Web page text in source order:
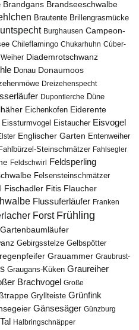
Brandgans Brandseeschwalbe
Brautente Brillengrasmücke
Burghausen Campeon-
Chileflamingo Chukarhuhn Cúber-
Diademrotschwanz
Donau Donaumoos
Dreizehenspecht
Dupontlerche Düne
Eichenkofen Eiderente
Eissturmvogel Eistaucher Eisvogel
Englischer Garten Entenweiher
Fahlbürzel-Steinschmätzer Fahlsegler
Feldschwirl Feldsperling
Felsensteinschmätzer
Fischadler Fitis Flaucher
Flussuferläufer Franken
Forst Frühling
Gartenbaumläufer
Gebirgsstelze Gelbspötter
Grauammer Graubrust-
Graugans-Küken Graureiher
Brachvogel Große
Gryllteiste Grünfink
Gänsesäger Günzburg
Halbringschnäpper